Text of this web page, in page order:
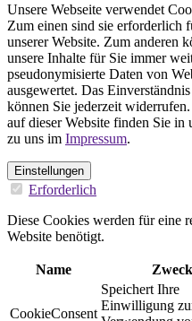
Unsere Webseite verwendet
Zum einen sind sie erforderlich
unserer Website. Zum anderen
unsere Inhalte für Sie immer
pseudonymisierte Daten von
ausgewertet. Das
können Sie jederzeit
auf dieser Website finden Sie in
zu uns im Impressum.
Einstellungen
Erforderlich
Diese Cookies werden für eine
Website benötigt.
Name Zweck
CookieConsent
Speichert Ihre
Einwilligung